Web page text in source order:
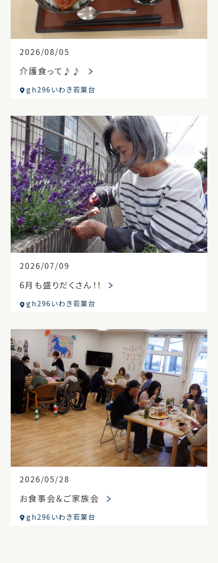
2026/08/05
介護食って♪♪
gh296いわき若葉台
2026/07/09
6月も盛りだくさん！！
gh296いわき若葉台
2026/05/28
お食事会＆ご家族会
gh296いわき若葉台